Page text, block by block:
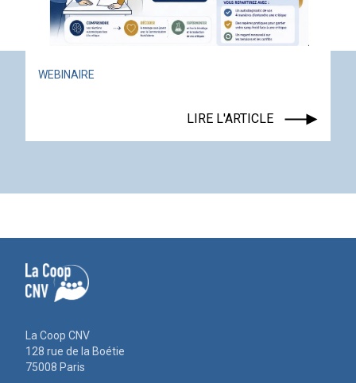
ACTUALITÉ ÉVÉNEMENT
La Coop CNV
128 rue de la Boétie
75008 Paris